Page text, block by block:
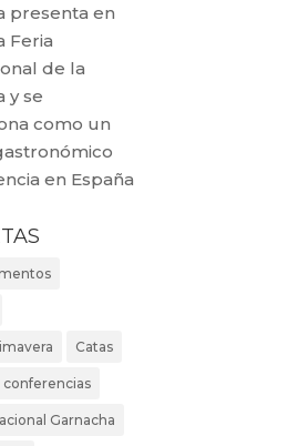
presenta en
Feria
de la
y se
como un
en España
Catas
conferencias
Garnacha